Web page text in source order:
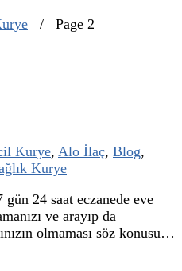
/ Page 2
Kurye, Alo İlaç, Blog,
Kurye
24 saat eczanede eve
ve arayıp da
olmaması söz konusu…